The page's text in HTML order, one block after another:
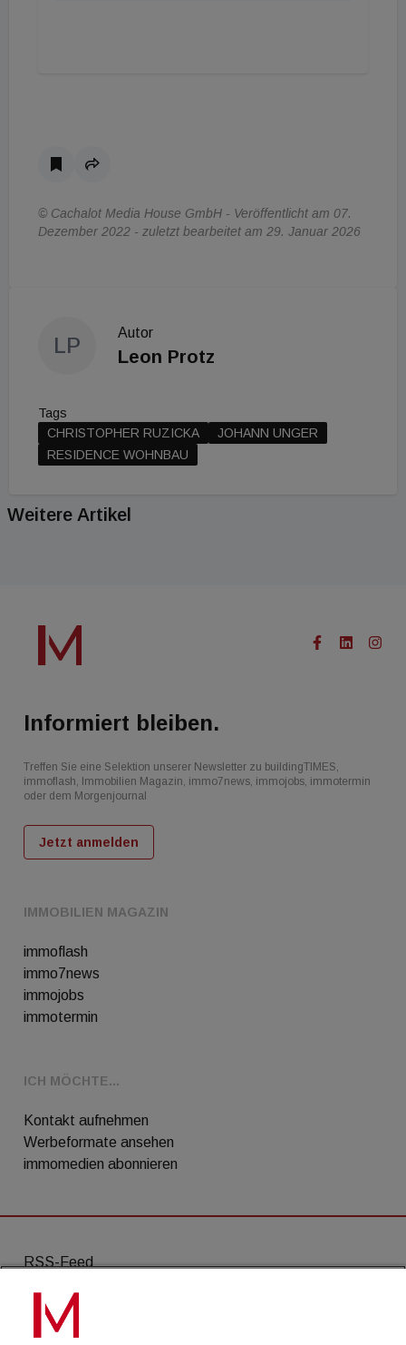
© Cachalot Media House GmbH - Veröffentlicht am 07.
Dezember 2022 - zuletzt bearbeitet am 29. Januar 2026
LP
Autor
Leon Protz
Tags
CHRISTOPHER RUZICKA
JOHANN UNGER
RESIDENCE WOHNBAU
Weitere Artikel
IMMOBILIEN MAGAZIN
immoflash
immo7news
immojobs
immotermin
ICH MÖCHTE...
Kontakt aufnehmen
Werbeformate ansehen
immomedien abonnieren
Informiert bleiben.
Treffen Sie eine Selektion unserer Newsletter zu buildingTIMES,
immoflash, Immobilien Magazin, immo7news, immojobs, immotermin
oder dem Morgenjournal
Jetzt anmelden
RSS-Feed
AGB
Datenschutz